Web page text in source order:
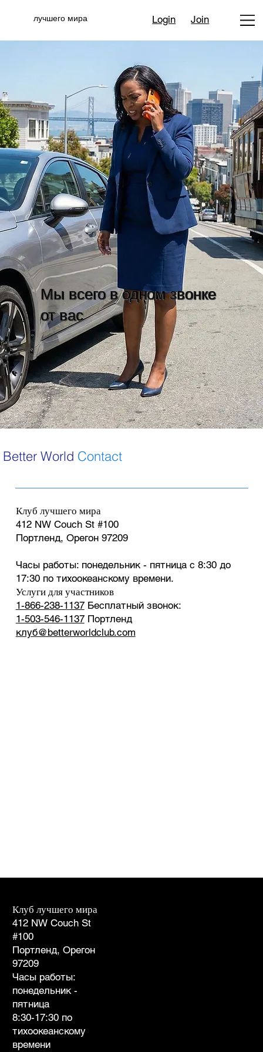
Join
лучшего мира Login
Мы всего в одном звонке
от вас
Клуб лучшего мира
412 NW Couch St #100
Портленд, Орегон 97209
Часы работы: понедельник - пятница с 8:30 до
17:30 по тихоокеанскому времени.
Услуги для участников
1-866-238-1137Бесплатный звонок:
1-503-546-1137Портленд
клуб@betterworldclub.com
Better World Contact
Клуб лучшего мира
412 NW Couch St
#100
Портленд, Орегон
97209
Часы работы:
понедельник -
пятница
8:30-17:30 по
тихоокеанскому
времени